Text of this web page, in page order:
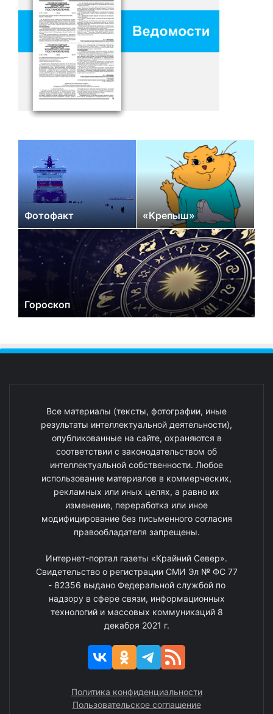
Фотофакт «Крепыш»
Гороскоп
Все материалы (тексты, фотографии, иные
результаты интеллектуальной деятельности),
опубликованные на сайте, охраняются в
соответствии с законодательством об
интеллектуальной собственности. Любое
использование материалов в коммерческих,
рекламных или иных целях, а равно их
изменение, переработка или иное
модифицирование без письменного согласия
правообладателя запрещены.
Интернет-портал газеты «Крайний Север».
Свидетельство о регистрации СМИ Эл № ФС 77
- 82356 выдано Федеральной службой по
надзору в сфере связи, информационных
технологий и массовых коммуникаций 8
декабря 2021 г.
Политика конфиденциальности
Пользовательское соглашение